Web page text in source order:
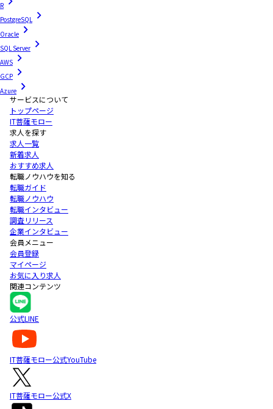
R
PostgreSQL
Oracle
SQL Server
AWS
GCP
Azure
サービスについて
トップページ
IT菩薩モロー
求人を探す
求人一覧
新着求人
おすすめ求人
転職ノウハウを知る
転職ガイド
転職ノウハウ
転職インタビュー
調査リリース
企業インタビュー
会員メニュー
会員登録
マイページ
お気に入り求人
関連コンテンツ
公式LINE
IT菩薩モロー公式YouTube
IT菩薩モロー公式X